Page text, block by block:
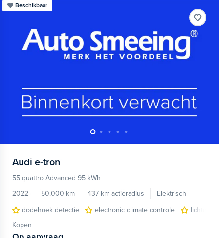
Beschikbaar
Audi e-tron
55 quattro Advanced 95 kWh
2022
50.000 km 437 km actieradius
Elektrisch
dodehoek detectie
electronic climate controle
Kopen